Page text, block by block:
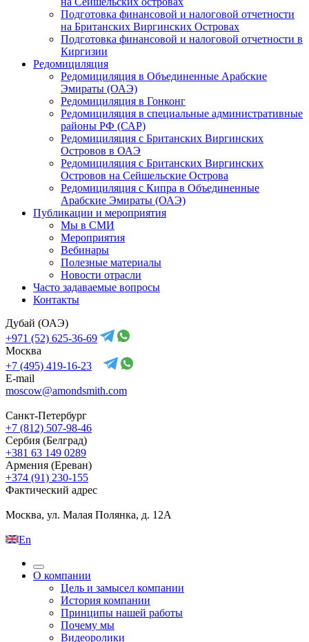
Подготовка финансовой и налоговой отчетности
на Британских Виргинских Островах
Подготовка финансовой и налоговой отчетности в
Киргизии
Редомициляция
Редомициляция в Объединенные Арабские
Эмираты (ОАЭ)
Редомициляция в Гонконг
Редомициляция в специальные административные
районы РФ (САР)
Редомициляция с Британских Виргинских
Островов в ОАЭ
Редомициляция с Британских Виргинских
Островов на Сейшельские Острова
Редомициляция с Кипра в Объединенные
Арабские Эмираты (ОАЭ)
Публикации и мероприятия
Мы в СМИ
Мероприятия
Вебинары
Полезные материалы
Новости отрасли
Часто задаваемые вопросы
Контакты
Дубай (ОАЭ)
+971 (52) 625-36-69
Москва
+7 (495) 419-16-23
E-mail
moscow@amondsmith.com
Санкт-Петербург
+7 (812) 507-98-46
Сербия (Белград)
+381 63 149 0289
Армения (Ереван)
+374 (91) 230-155
Фактический адрес
Москва, ул. Малая Полянка, д. 12А
En
О компании
Цель и замысел компании
История компании
Принципы нашей работы
Почему мы
Видеоролики